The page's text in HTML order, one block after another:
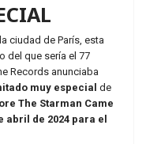
ciudad de París, esta
del que sería el 77
Records anunciaba
muy especial de
The Starman Came
abril de 2024 para el